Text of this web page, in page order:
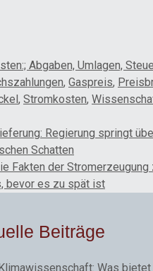
Abgaben, Umlagen,
, Gaspreis,
, Stromkosten,
Regierung springt
Schatten
Fakten der Stromerzeugung
bevor es zu spät ist
Beiträge
Was bietet